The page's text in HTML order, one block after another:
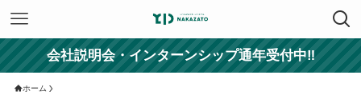
会社説明会・インターンシップ通年受付中‼
ホーム